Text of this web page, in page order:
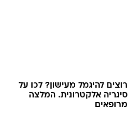
רוצים להיגמל מעישון? לכו על
סיגריה אלקטרונית. המלצה
מרופאים